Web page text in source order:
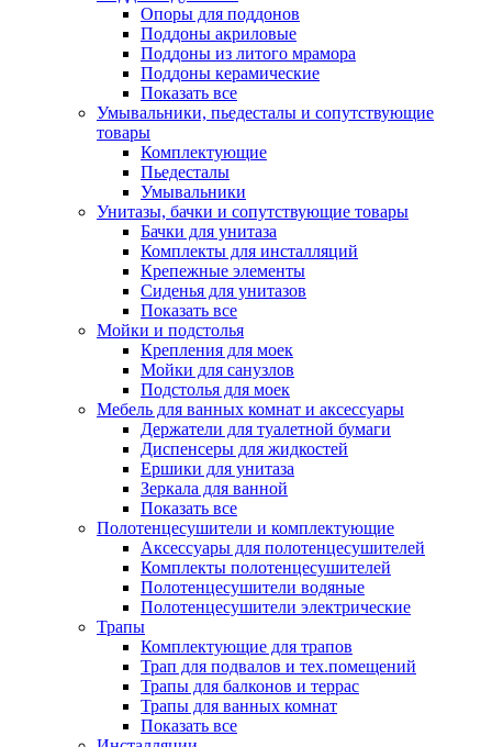
Опоры для поддонов
Поддоны акриловые
Поддоны из литого мрамора
Поддоны керамические
Показать все
Умывальники, пьедесталы и сопутствующие
товары
Комплектующие
Пьедесталы
Умывальники
Унитазы, бачки и сопутствующие товары
Бачки для унитаза
Комплекты для инсталляций
Крепежные элементы
Сиденья для унитазов
Показать все
Мойки и подстолья
Крепления для моек
Мойки для санузлов
Подстолья для моек
Мебель для ванных комнат и аксессуары
Держатели для туалетной бумаги
Диспенсеры для жидкостей
Ершики для унитаза
Зеркала для ванной
Показать все
Полотенцесушители и комплектующие
Аксессуары для полотенцесушителей
Комплекты полотенцесушителей
Полотенцесушители водяные
Полотенцесушители электрические
Трапы
Комплектующие для трапов
Трап для подвалов и тех.помещений
Трапы для балконов и террас
Трапы для ванных комнат
Показать все